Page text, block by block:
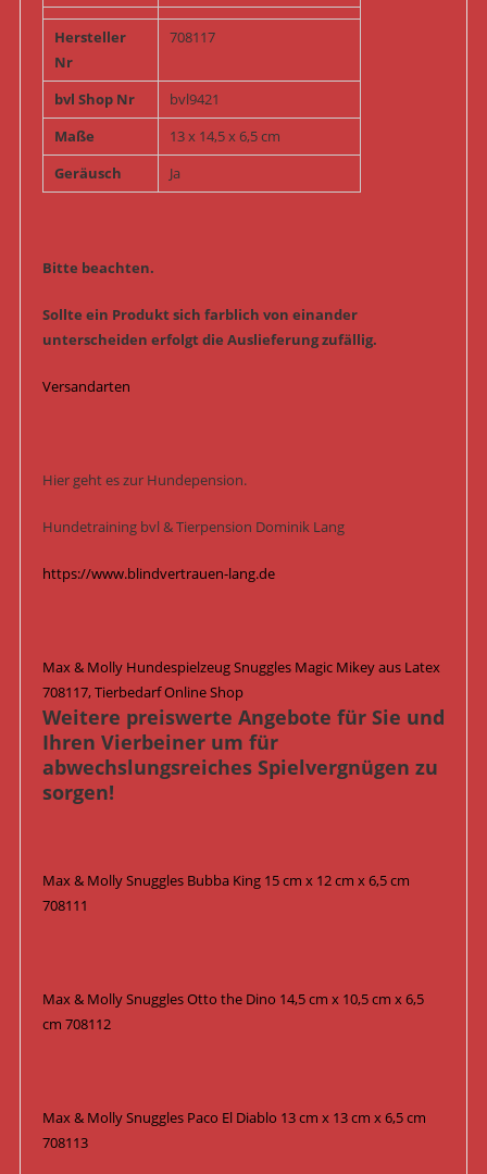
Hersteller
Nr
708117
bvl Shop Nr
bvl9421
Maße
13 x 14,5 x 6,5 cm
Geräusch
Ja
Bitte beachten.
Sollte ein Produkt sich farblich von einander
unterscheiden erfolgt die Auslieferung zufällig.
Versandarten
Hier geht es zur Hundepension.
Hundetraining bvl & Tierpension Dominik Lang
https://www.blindvertrauen-lang.de
Max & Molly Hundespielzeug Snuggles Magic Mikey aus Latex
708117, Tierbedarf Online Shop
Weitere preiswerte Angebote für Sie und
Ihren Vierbeiner um für
abwechslungsreiches Spielvergnügen zu
sorgen!
Max & Molly Snuggles Bubba King 15 cm x 12 cm x 6,5 cm
708111
Max & Molly Snuggles Otto the Dino 14,5 cm x 10,5 cm x 6,5
cm 708112
Max & Molly Snuggles Paco El Diablo 13 cm x 13 cm x 6,5 cm
708113